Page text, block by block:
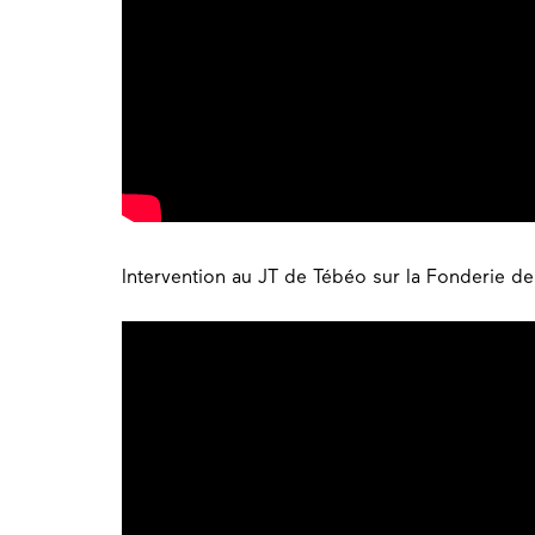
Intervention au JT de Tébéo sur la Fonderie